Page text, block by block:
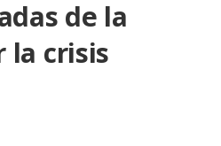
de la
la crisis